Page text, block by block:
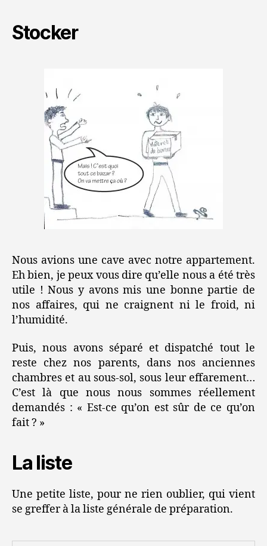
Stocker
Nous avions une cave avec notre appartement.
Eh bien, je peux vous dire qu’elle nous a été très
utile ! Nous y avons mis une bonne partie de
nos affaires, qui ne craignent ni le froid, ni
l’humidité.
Puis, nous avons séparé et dispatché tout le
reste chez nos parents, dans nos anciennes
chambres et au sous-sol, sous leur effarement…
C’est là que nous nous sommes réellement
demandés : « Est-ce qu’on est sûr de ce qu’on
fait ? »
La liste
Une petite liste, pour ne rien oublier, qui vient
se greffer à la liste générale de préparation.